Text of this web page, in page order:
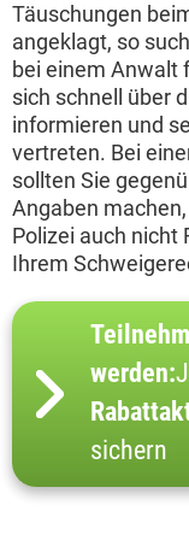
Täuschungen
angeklagt, so
bei einem Anwalt
sich schnell über
informieren und
vertreten. Bei
sollten Sie
Angaben
Polizei auch nicht
Ihrem
werden:
sichern